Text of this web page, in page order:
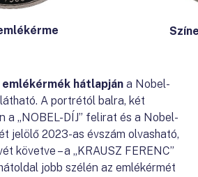
emlékérmék hátlapján a Nobel-
A portrétól balra, két
a „NOBEL-DÍJ” felirat és a Nobel-
jelölő 2023-as évszám olvasható,
követve – a „KRAUSZ FERENC”
jobb szélén az emlékérmét